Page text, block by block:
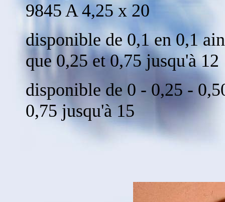
9845 A 4,25 x 20
disponible de 0,1 en 0,1
que 0,25 et 0,75 jusqu'à 12
disponible de 0 - 0,25 -
0,75 jusqu'à 15